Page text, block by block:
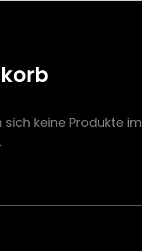
sich keine Produkte im